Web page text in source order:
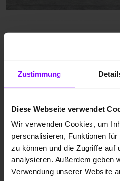
Zustimmung
Diese Webseite verwendet
Wir verwenden Cookies, um
personalisieren, Funktionen
zu können und die Zugriffe auf
analysieren. Außerdem geben
Verwendung unserer Website